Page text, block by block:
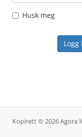
Husk meg
Kopirett © 2026 Agora